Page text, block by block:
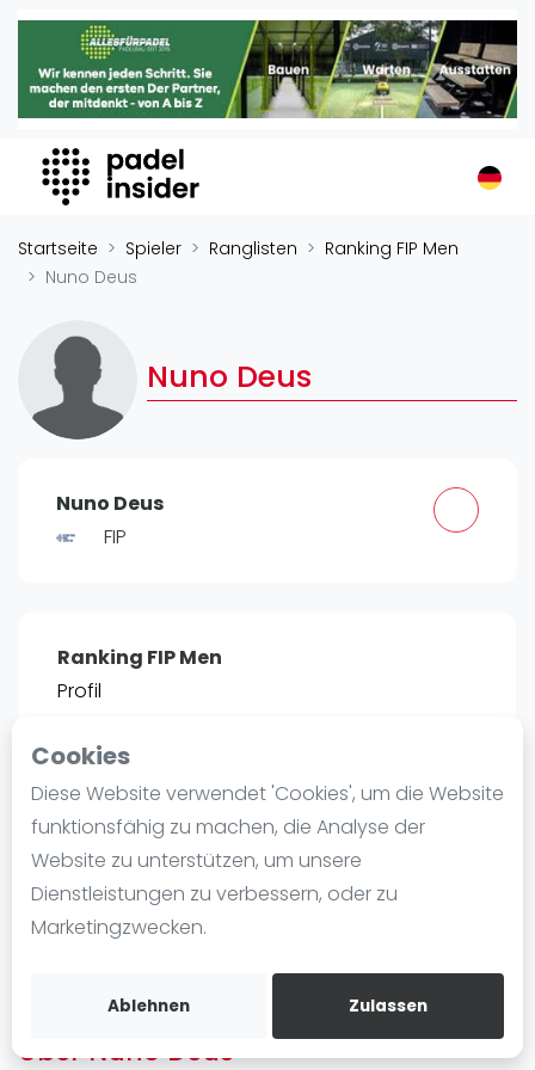
Cookies
Diese Website verwendet 'Cookies', um die Website
funktionsfähig zu machen, die Analyse der
Website zu unterstützen, um unsere
Dienstleistungen zu verbessern, oder zu
Marketingzwecken.
Ablehnen Zulassen
Padel Insider
Home
Organisationen
Buchungssysteme
Padel-Shops
Padel-Marken
Verschiedenes
Veranstaltungen
Turniere
Playtomic
Frauen
FIP Männer
Blog
Die Geschichte von Padel
Regeln und Punktzählung
Padel Schläge
Video
Startseite Spieler Ranglisten
Ranking FIP Men
Nuno Deus
Nuno Deus
Nuno Deus
FIP
Ranking FIP Men
Profil
POSITIE
#37 1.489
Bist du
Kostenloses Konto erstellen
Über Nuno Deus